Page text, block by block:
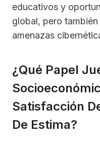
educativos y
global, pero
amenazas
¿Qué Papel
Satisfacción
De Estima?